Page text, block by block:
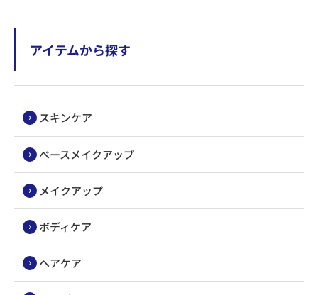
アイテムから探す
スキンケア
ベースメイクアップ
メイクアップ
ボディケア
ヘアケア